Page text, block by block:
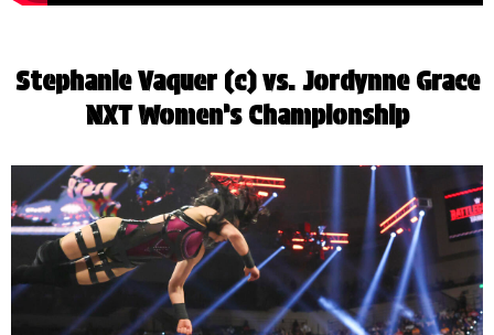
Stephanie Vaquer (c) vs. Jordynne Grace
NXT Women’s Championship